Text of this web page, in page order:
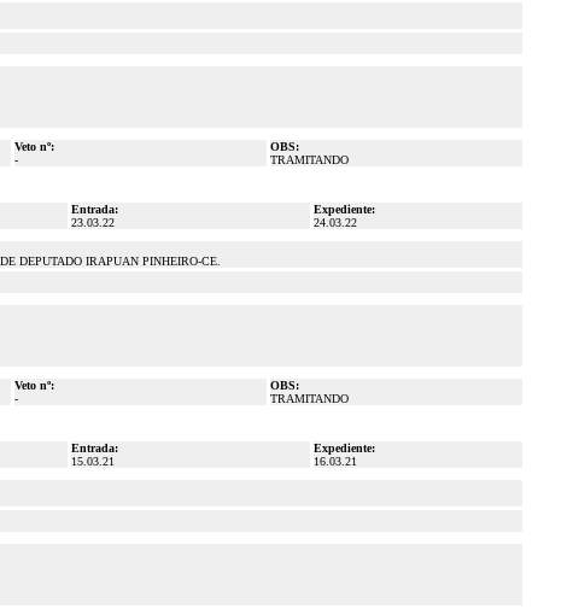
Veto nº:
-
OBS:
TRAMITANDO
Entrada:
23.03.22
Expediente:
24.03.22
DEPUTADO IRAPUAN PINHEIRO-CE.
Veto nº:
-
OBS:
TRAMITANDO
Entrada:
15.03.21
Expediente:
16.03.21